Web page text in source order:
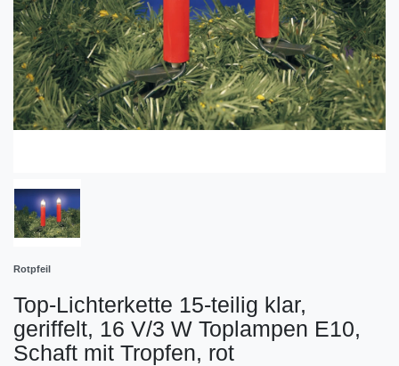
Rotpfeil
Top-Lichterkette 15-teilig klar,
geriffelt, 16 V/3 W Toplampen E10,
Schaft mit Tropfen, rot